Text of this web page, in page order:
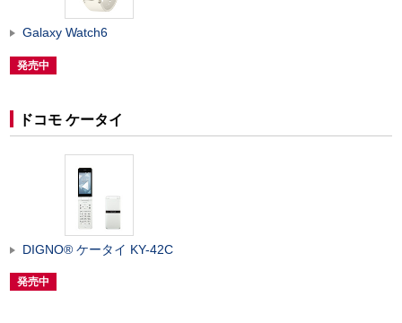
Galaxy Watch6
発売中
ドコモ ケータイ
DIGNO® ケータイ KY-42C
発売中